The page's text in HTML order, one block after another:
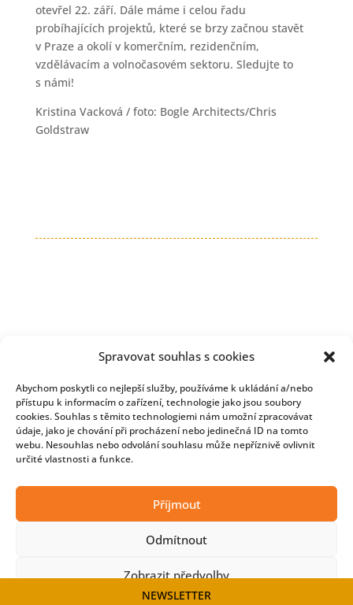
Spravovat souhlas s cookies
Abychom poskytli co nejlepší služby, používáme k ukládání a/nebo
přístupu k informacím o zařízení, technologie jako jsou soubory
cookies. Souhlas s těmito technologiemi nám umožní zpracovávat
údaje, jako je chování při procházení nebo jedinečná ID na tomto
webu. Nesouhlas nebo odvolání souhlasu může nepříznivě ovlivnit
určité vlastnosti a funkce.
Příjmout
Odmítnout
Zobrazit předvolby
otevřel 22. září. Dále máme i celou řadu
probíhajících projektů, které se brzy začnou stavět
v Praze a okolí v komerčním, rezidenčním,
vzdělávacím a volnočasovém sektoru. Sledujte to
s námi!
Kristina Vacková / foto: Bogle Architects/Chris
Goldstraw
NEWSLETTER